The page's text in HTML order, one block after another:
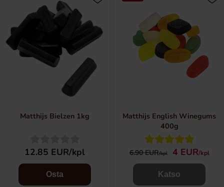
Matthijs Bielzen 1kg
12.85 EUR/kpl
Osta
Matthijs English Winegums
400g
6.90 EUR/kpl 4 EUR/kpl
Katso